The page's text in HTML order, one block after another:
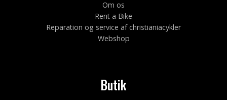
Om os
Rent a Bike
Reparation og service af christianiacykler
Webshop
Butik